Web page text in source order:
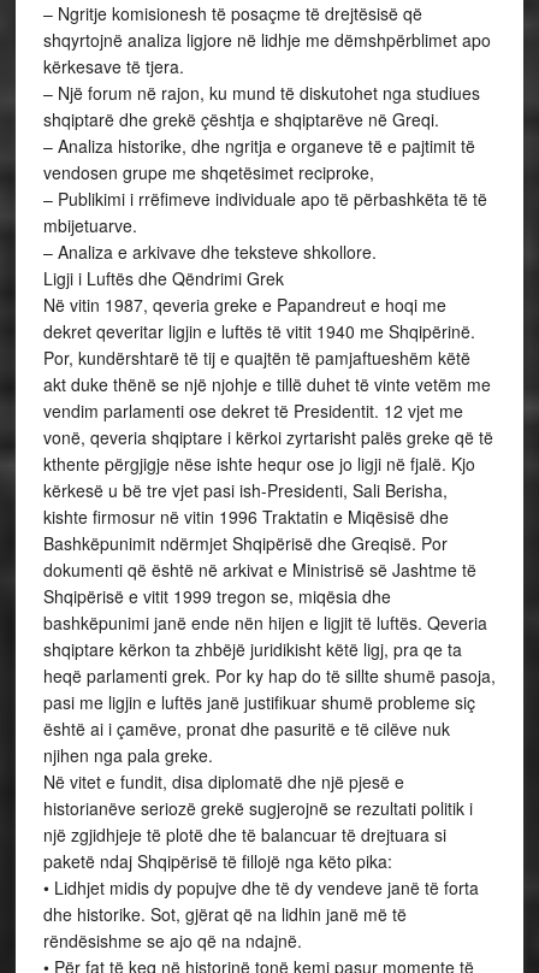
– Ngritje komisionesh të posaçme të drejtësisë që
shqyrtojnë analiza ligjore në lidhje me dëmshpërblimet apo
kërkesave të tjera.
– Një forum në rajon, ku mund të diskutohet nga studiues
shqiptarë dhe grekë çështja e shqiptarëve në Greqi.
– Analiza historike, dhe ngritja e organeve të e pajtimit të
vendosen grupe me shqetësimet reciproke,
– Publikimi i rrëfimeve individuale apo të përbashkëta të të
mbijetuarve.
– Analiza e arkivave dhe teksteve shkollore.
Ligji i Luftës dhe Qëndrimi Grek
Në vitin 1987, qeveria greke e Papandreut e hoqi me
dekret qeveritar ligjin e luftës të vitit 1940 me Shqipërinë.
Por, kundërshtarë të tij e quajtën të pamjaftueshëm këtë
akt duke thënë se një njohje e tillë duhet të vinte vetëm me
vendim parlamenti ose dekret të Presidentit. 12 vjet me
vonë, qeveria shqiptare i kërkoi zyrtarisht palës greke që të
kthente përgjigje nëse ishte hequr ose jo ligji në fjalë. Kjo
kërkesë u bë tre vjet pasi ish-Presidenti, Sali Berisha,
kishte firmosur në vitin 1996 Traktatin e Miqësisë dhe
Bashkëpunimit ndërmjet Shqipërisë dhe Greqisë. Por
dokumenti që është në arkivat e Ministrisë së Jashtme të
Shqipërisë e vitit 1999 tregon se, miqësia dhe
bashkëpunimi janë ende nën hijen e ligjit të luftës. Qeveria
shqiptare kërkon ta zhbëjë juridikisht këtë ligj, pra qe ta
heqë parlamenti grek. Por ky hap do të sillte shumë pasoja,
pasi me ligjin e luftës janë justifikuar shumë probleme siç
është ai i çamëve, pronat dhe pasuritë e të cilëve nuk
njihen nga pala greke.
Në vitet e fundit, disa diplomatë dhe një pjesë e
historianëve seriozë grekë sugjerojnë se rezultati politik i
një zgjidhjeje të plotë dhe të balancuar të drejtuara si
paketë ndaj Shqipërisë të fillojë nga këto pika:
• Lidhjet midis dy popujve dhe të dy vendeve janë të forta
dhe historike. Sot, gjërat që na lidhin janë më të
rëndësishme se ajo që na ndajnë.
• Për fat të keq në historinë tonë kemi pasur momente të